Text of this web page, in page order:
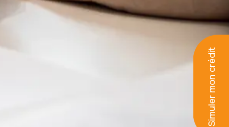
Simuler mon crédit